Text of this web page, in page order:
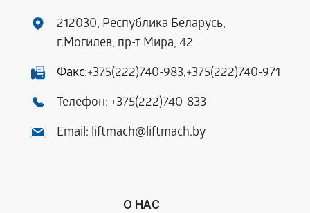
212030, Республика Беларусь,
г.Могилев, пр-т Мира, 42
Факс:+375(222)740-983,+375(222)740-971
Телефон: +375(222)740-833
Email: liftmach@liftmach.by
О НАС